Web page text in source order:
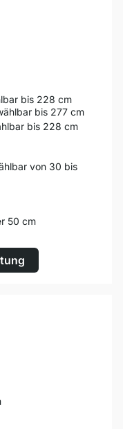
bis 228 cm
bis 277 cm
bis 228 cm
von 30 bis
50 cm